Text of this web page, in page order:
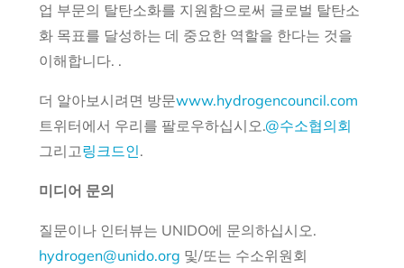
업 부문의 탈탄소화를 지원함으로써 글로벌 탈탄소
화 목표를 달성하는 데 중요한 역할을 한다는 것을
이해합니다. .
더 알아보시려면 방문www.hydrogencouncil.com
트위터에서 우리를 팔로우하십시오.@수소협의회
그리고링크드인.
미디어 문의
질문이나 인터뷰는 UNIDO에 문의하십시오.
hydrogen@unido.org 및/또는 수소위원회